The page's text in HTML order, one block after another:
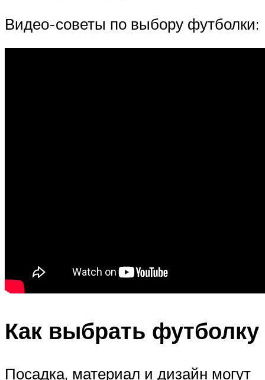
Видео-советы по выбору футболки:
Как выбрать футболку
Посадка, материал и дизайн могут